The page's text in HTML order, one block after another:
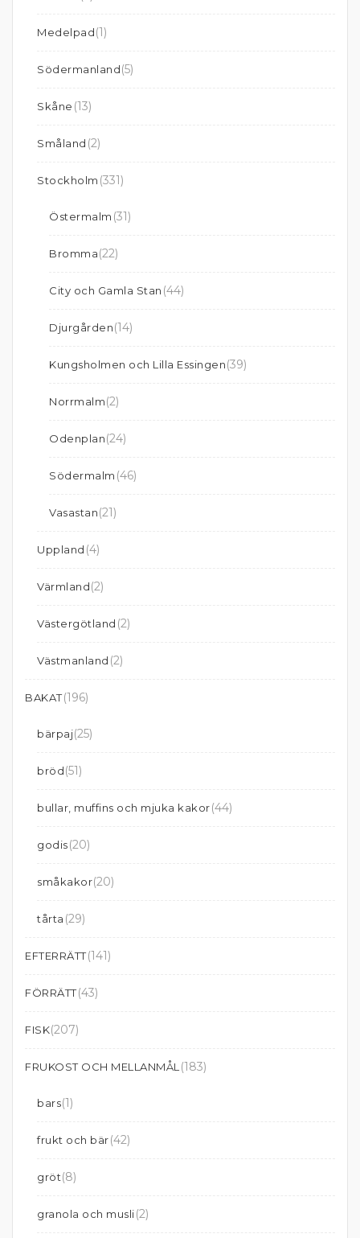
Medelpad(1)
Södermanland(5)
Skåne (13)
Småland (2)
Stockholm (331)
Östermalm (31)
Bromma(22)
City och Gamla Stan (44)
Djurgården(14)
Kungsholmen och Lilla Essingen(39)
Norrmalm(2)
Odenplan(24)
Södermalm (46)
Vasastan(21)
Uppland (4)
Värmland(2)
Västergötland (2)
Västmanland (2)
BAKAT(196)
bärpaj(25)
bröd(51)
bullar, muffins och mjuka kakor(44)
godis(20)
småkakor(20)
tårta (29)
EFTERRÄTT(141)
FÖRRÄTT(43)
FISK(207)
FRUKOST OCH MELLANMÅL (183)
bars(1)
frukt och bär(42)
gröt(8)
granola och musli(2)